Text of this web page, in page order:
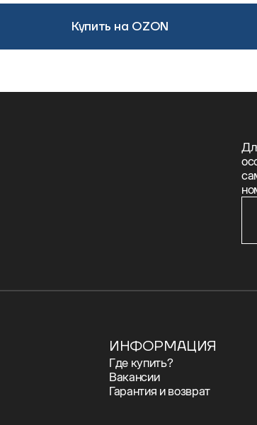
Купить на OZON
ИНФОРМАЦИЯ
Где купить?
Вакансии
Гарантия и возврат